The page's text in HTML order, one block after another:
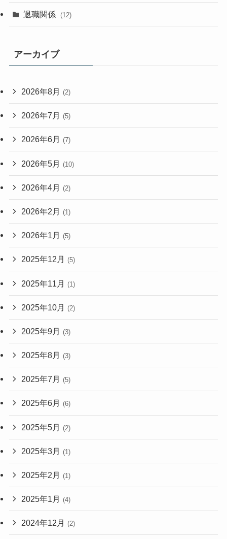
退職関係 (12)
アーカイブ
2026年8月 (2)
2026年7月 (5)
2026年6月 (7)
2026年5月 (10)
2026年4月 (2)
2026年2月 (1)
2026年1月 (5)
2025年12月 (5)
2025年11月 (1)
2025年10月 (2)
2025年9月 (3)
2025年8月 (3)
2025年7月 (5)
2025年6月 (6)
2025年5月 (2)
2025年3月 (1)
2025年2月 (1)
2025年1月 (4)
2024年12月 (2)